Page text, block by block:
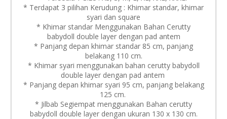
* Terdapat 3 pilihan Kerudung : Khimar standar, khimar
syari dan square
* Khimar standar Menggunakan Bahan Cerutty
babydoll double layer dengan pad antem
* Panjang depan khimar standar 85 cm, panjang
belakang 110 cm.
* Khimar syari menggunakan bahan cerutty babydoll
double layer dengan pad antem
* Panjang depan khimar syari 95 cm, panjang belakang
125 cm.
* Jilbab Segiempat menggunakan Bahan cerutty
babydoll double layer dengan ukuran 130 x 130 cm.